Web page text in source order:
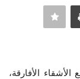
الأفارقة،